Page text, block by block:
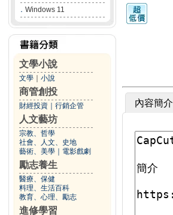
． Windows 11
文學小說
文學 小說
商管創投
財經投資 行銷企管
人文藝坊
宗教、哲學
社會、人文、史地
藝術、美學
電影戲劇
勵志養生
醫療、保健
料理、生活百科
教育、心理、勵志
進修學習
內容簡介